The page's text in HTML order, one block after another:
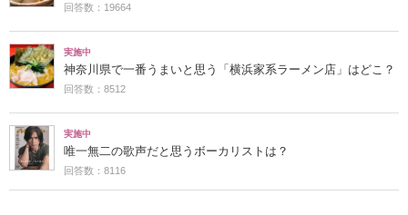
回答数：19664
実施中
神奈川県で一番うまいと思う「横浜家系ラーメン店」はどこ？
回答数：8512
実施中
唯一無二の歌声だと思うボーカリストは？
回答数：8116